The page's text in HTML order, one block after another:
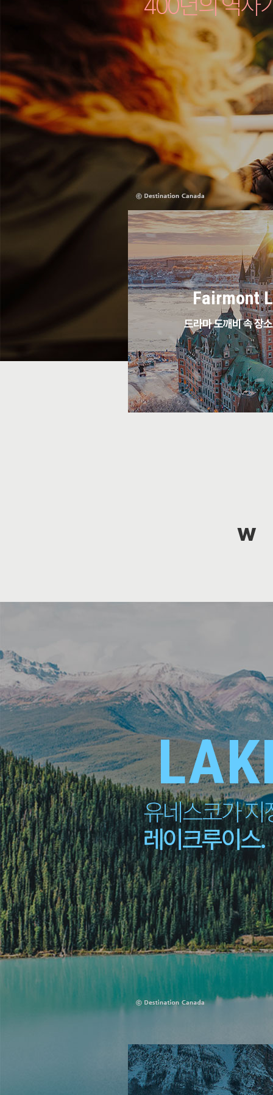
Fairmont
드라마 도깨비 속 장
유네스코가 지
레이크루이스.